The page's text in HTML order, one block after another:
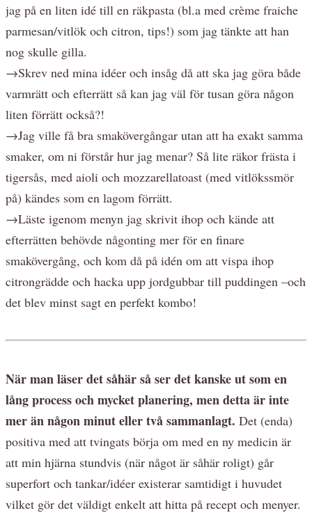
jag på en liten idé till en räkpasta (bl.a med crème fraiche
parmesan/vitlök och citron, tips!) som jag tänkte att han
nog skulle gilla.
→Skrev ned mina idéer och insåg då att ska jag göra både
varmrätt och efterrätt så kan jag väl för tusan göra någon
liten förrätt också?!
→Jag ville få bra smakövergångar utan att ha exakt samma
smaker, om ni förstår hur jag menar? Så lite räkor frästa i
tigersås, med aioli och mozzarellatoast (med vitlökssmör
på) kändes som en lagom förrätt.
→Läste igenom menyn jag skrivit ihop och kände att
efterrätten behövde någonting mer för en finare
smakövergång, och kom då på idén om att vispa ihop
citrongrädde och hacka upp jordgubbar till puddingen –och
det blev minst sagt en perfekt kombo!
När man läser det såhär så ser det kanske ut som en
lång process och mycket planering, men detta är inte
mer än någon minut eller två sammanlagt. Det (enda)
positiva med att tvingats börja om med en ny medicin är
att min hjärna stundvis (när något är såhär roligt) går
superfort och tankar/idéer existerar samtidigt i huvudet
vilket gör det väldigt enkelt att hitta på recept och menyer.